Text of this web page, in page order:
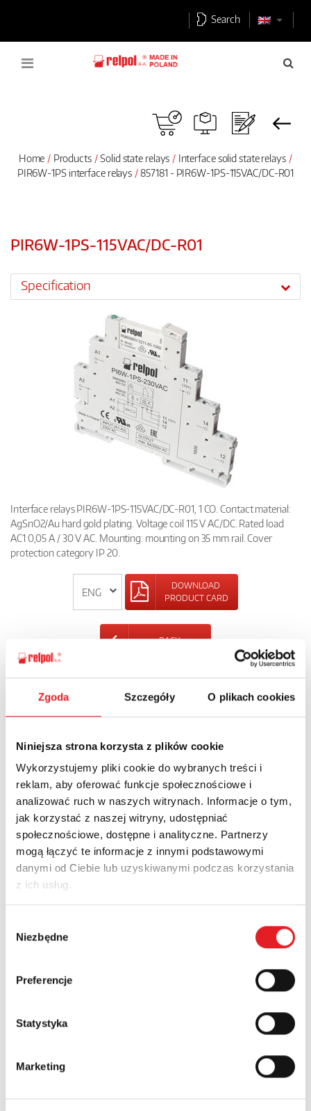
Zgoda Szczegóły O plikach cookies
Niniejsza strona korzysta z plików cookie
Wykorzystujemy pliki cookie do wybranych treści i
reklam, aby oferować funkcje społecznościowe i
analizować ruch w naszych witrynach. Informacje o tym,
jak korzystać z naszej witryny, udostępniać
społecznościowe, dostępne i analityczne. Partnerzy
mogą łączyć te informacje z innymi podstawowymi
danymi od Ciebie lub uzyskiwanymi podczas korzystania
z ich usług.
zgody
Niezbędne
Preferencje
Statystyka
Marketing
Search
Home Products Solid state relays
Interface solid state relays
PIR6W-1PS interface relays
857181 - PIR6W-1PS-115VAC/DC-R01
PIR6W-1PS-115VAC/DC-R01
Specification
Interface relays PIR6W-1PS-115VAC/DC-R01, 1 CO. Contact material:
AgSnO2/Au hard gold plating. Voltage coil 115 V AC/DC. Rated load
AC1 0,05 A / 30 V AC. Mounting: mounting on 35 mm rail. Cover
protection category IP 20.
DOWNLOAD
PRODUCT CARD
BACK
Name: *
Company:
Country:
Contents: *